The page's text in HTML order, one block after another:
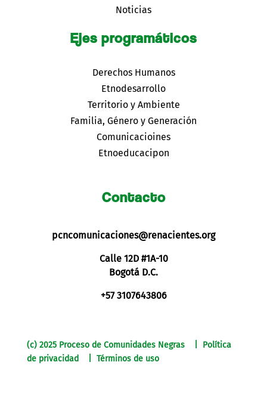
Noticias
Ejes programáticos
Derechos Humanos
Etnodesarrollo
Territorio y Ambiente
Familia, Género y Generación
Comunicacioines
Etnoeducacipon
Contacto
pcncomunicaciones@renacientes.org
Calle 12D #1A-10
Bogotá D.C.
+57 3107643806
(c) 2025 Proceso de Comunidades Negras | Política
de privacidad | Términos de uso